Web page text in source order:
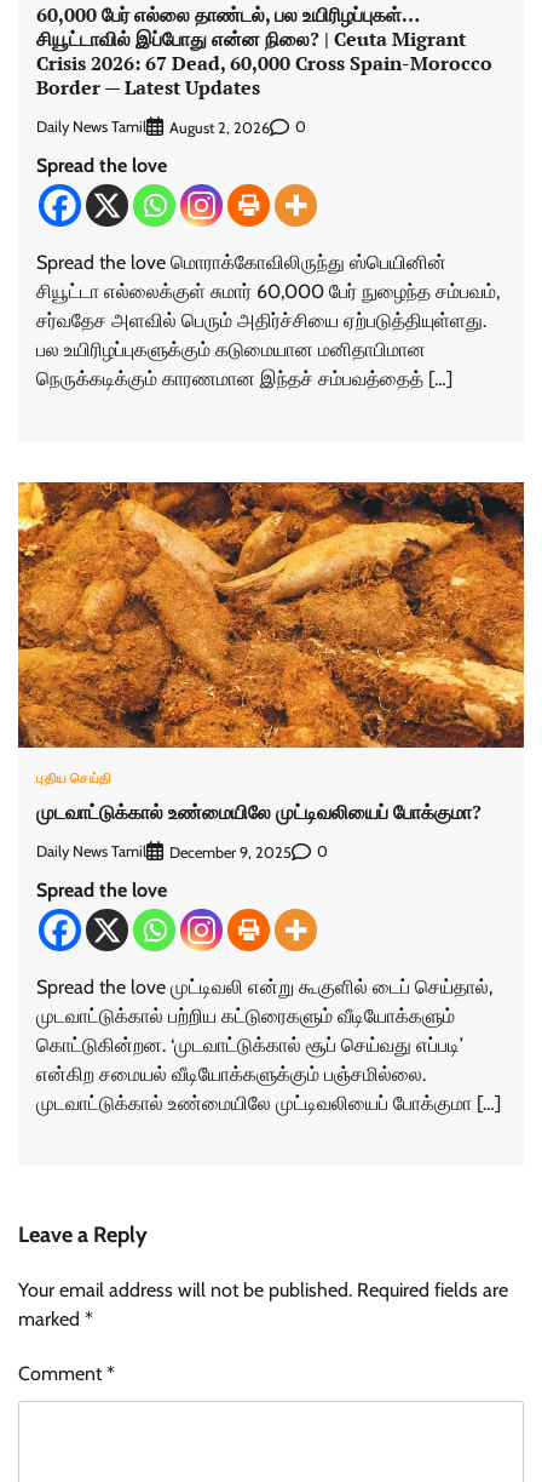
60,000 பேர் எல்லை தாண்டல், பல உயிரிழப்புகள்…
சியூட்டாவில் இப்போது என்ன நிலை? | Ceuta Migrant
Crisis 2026: 67 Dead, 60,000 Cross Spain-Morocco
Border — Latest Updates
Daily News Tamil August 2, 2026 0
Spread the love
Spread the love மொராக்கோவிலிருந்து ஸ்பெயினின்
சியூட்டா எல்லைக்குள் சுமார் 60,000 பேர் நுழைந்த சம்பவம்,
சர்வதேச அளவில் பெரும் அதிர்ச்சியை ஏற்படுத்தியுள்ளது.
பல உயிரிழப்புகளுக்கும் கடுமையான மனிதாபிமான
நெருக்கடிக்கும் காரணமான இந்தச் சம்பவத்தைத் […]
புதிய செய்தி
முடவாட்டுக்கால் உண்மையிலே முட்டிவலியைப் போக்குமா?
Daily News Tamil December 9, 2025 0
Spread the love
Spread the love முட்டிவலி என்று கூகுளில் டைப் செய்தால்,
முடவாட்டுக்கால் பற்றிய கட்டுரைகளும் வீடியோக்களும்
கொட்டுகின்றன. ‘முடவாட்டுக்கால் சூப் செய்வது எப்படி’
என்கிற சமையல் வீடியோக்களுக்கும் பஞ்சமில்லை.
முடவாட்டுக்கால் உண்மையிலே முட்டிவலியைப் போக்குமா […]
Leave a Reply
Your email address will not be published. Required fields are
marked *
Comment*